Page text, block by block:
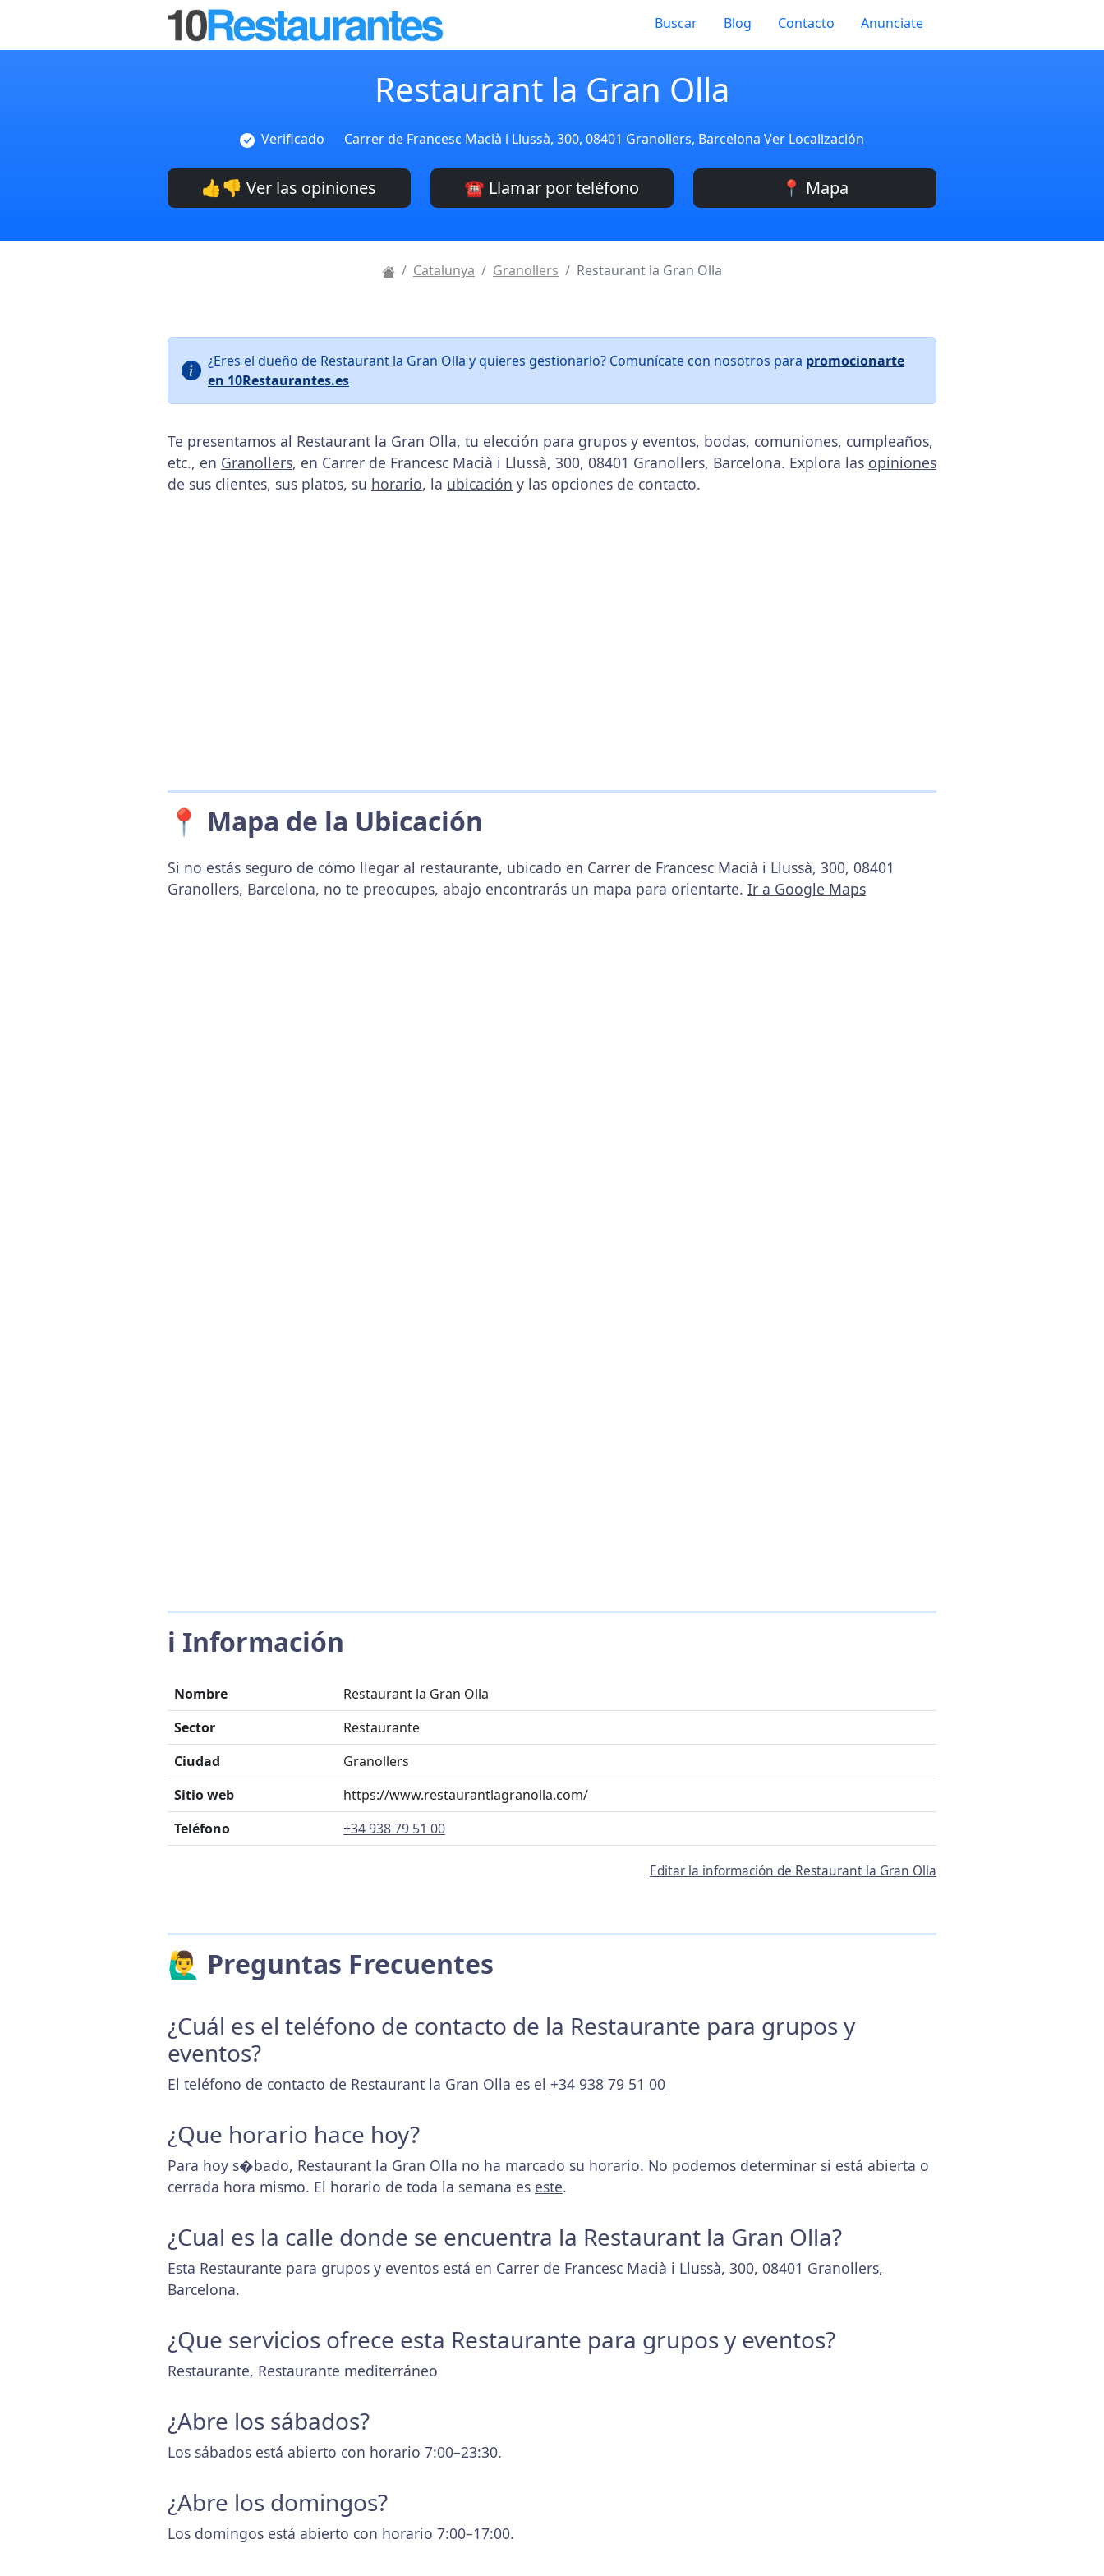
Buscar Blog Contacto Anunciate
Restaurant la Gran Olla
Verificado Carrer de Francesc Macià i Llussà, 300, 08401 Granollers, Barcelona Ver Localización
👍👎 Ver las opiniones ☎️ Llamar por teléfono 📍 Mapa
Catalunya Granollers Restaurant la Gran Olla
¿Eres el dueño de Restaurant la Gran Olla y quieres gestionarlo? Comunícate con nosotros para promocionarte
en 10Restaurantes.es
Te presentamos al Restaurant la Gran Olla, tu elección para grupos y eventos, bodas, comuniones, cumpleaños,
etc., en Granollers, en Carrer de Francesc Macià i Llussà, 300, 08401 Granollers, Barcelona. Explora las opiniones
de sus clientes, sus platos, su horario, la ubicación y las opciones de contacto.
📍 Mapa de la Ubicación
Si no estás seguro de cómo llegar al restaurante, ubicado en Carrer de Francesc Macià i Llussà, 300, 08401
Granollers, Barcelona, no te preocupes, abajo encontrarás un mapa para orientarte. Ir a Google Maps
ℹ️ Información
Nombre
Restaurant la Gran Olla
Sector
Restaurante
Ciudad
Granollers
Sitio web
https://www.restaurantlagranolla.com/
Teléfono
+34 938 79 51 00
Editar la información de Restaurant la Gran Olla
🙋‍♂️ Preguntas Frecuentes
¿Cuál es el teléfono de contacto de la Restaurante para grupos y
eventos?
El teléfono de contacto de Restaurant la Gran Olla es el +34 938 79 51 00
¿Que horario hace hoy?
Para hoy s�bado, Restaurant la Gran Olla no ha marcado su horario. No podemos determinar si está abierta o
cerrada hora mismo. El horario de toda la semana es este.
¿Cual es la calle donde se encuentra la Restaurant la Gran Olla?
Esta Restaurante para grupos y eventos está en Carrer de Francesc Macià i Llussà, 300, 08401 Granollers,
Barcelona.
¿Que servicios ofrece esta Restaurante para grupos y eventos?
Restaurante, Restaurante mediterráneo
¿Abre los sábados?
Los sábados está abierto con horario 7:00–23:30.
¿Abre los domingos?
Los domingos está abierto con horario 7:00–17:00.